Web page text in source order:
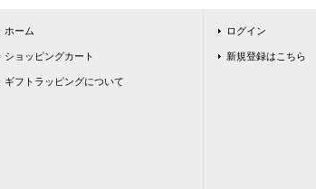
ホーム
ショッピングカート
ギフトラッピングについて
ログイン
新規登録はこちら